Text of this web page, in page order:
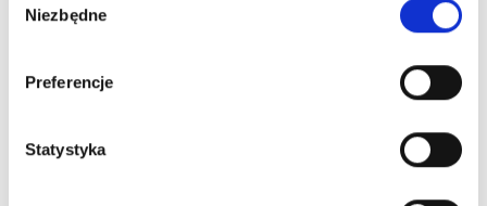
zgody
Niezbędne
Preferencje
Statystyka